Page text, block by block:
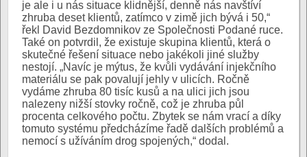
je ale i u nás situace klidnější, denně nás navštíví
zhruba deset klientů, zatímco v zimě jich bývá i 50,“
řekl David Bezdomnikov ze Společnosti Podané ruce.
Také on potvrdil, že existuje skupina klientů, která o
skutečné řešení situace nebo jakékoli jiné služby
nestojí. „Navíc je mýtus, že kvůli vydávání injekčního
materiálu se pak povalují jehly v ulicích. Ročně
vydáme zhruba 80 tisíc kusů a na ulici jich jsou
nalezeny nižší stovky ročně, což je zhruba půl
procenta celkového počtu. Zbytek se nám vrací a díky
tomuto systému předcházíme řadě dalších problémů a
nemocí s užíváním drog spojených,“ dodal.